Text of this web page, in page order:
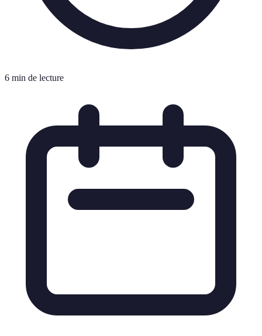
6 min de lecture